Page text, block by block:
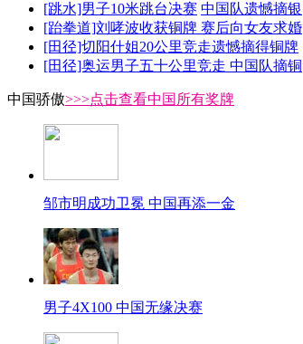
[跳水]男子10米跳台决赛 中国队遗憾摘银
[跆拳道]刘哮波收获铜牌 赛后向女友求婚
[田径]切阳什姐20公里竞走遗憾摘得铜牌
[田径]奥运男子五十公里竞走 中国队摘铜
中国骄傲>>>点击查看中国所有奖牌
邹市明成功卫冕 中国再添一金
男子4X100 中国无缘决赛